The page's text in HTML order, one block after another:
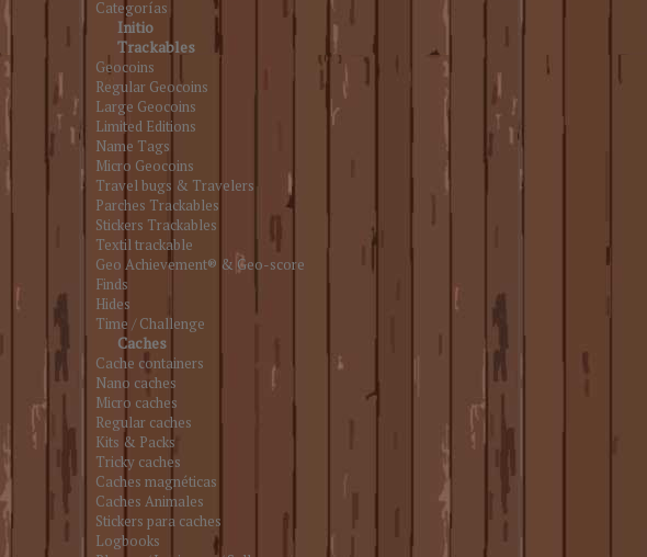
Categorías
Initio
Trackables
Geocoins
Regular Geocoins
Large Geocoins
Limited Editions
Name Tags
Micro Geocoins
Travel bugs & Travelers
Parches Trackables
Stickers Trackables
Textil trackable
Geo Achievement® & Geo-score
Finds
Hides
Time / Challenge
Caches
Cache containers
Nano caches
Micro caches
Regular caches
Kits & Packs
Tricky caches
Caches magnéticas
Caches Animales
Stickers para caches
Logbooks